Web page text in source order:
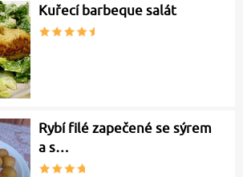
Kuřecí barbeque salát
Rybí filé zapečené se sýrem
a s…